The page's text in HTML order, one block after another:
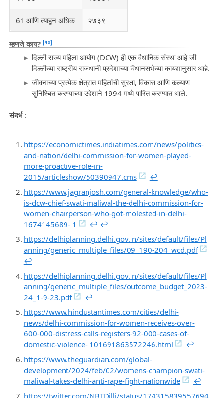
61 आणि त्याहून अधिक २७३९
म्हणजे काय? [१०]
दिल्ली राज्य महिला आयोग (DCW) ही एक वैधानिक संस्था आहे जी
दिल्लीच्या राष्ट्रीय राजधानी प्रदेशाच्या विधानसभेच्या कायद्यानुसार आहे.
जीवनाच्या प्रत्येक क्षेत्रात महिलांची सुरक्षा, विकास आणि कल्याण
सुनिश्चित करण्याच्या उद्देशाने 1994 मध्ये पारित करण्यात आले.
संदर्भ:
https://economictimes.indiatimes.com/news/politics-
and-nation/delhi-commission-for-women-played-
more-proactive-role-in-
2015/articleshow/50390947.cms
↩︎
https://www.jagranjosh.com/general-knowledge/who-
is-dcw-chief-swati-maliwal-the-delhi-commission-for-
women-chairperson-who-got-molested-in-delhi-
1674145689- 1
↩︎ ↩︎
https://delhiplanning.delhi.gov.in/sites/default/files/Pl
anning/generic_multiple_files/09_190-204_wcd.pdf
↩︎
https://delhiplanning.delhi.gov.in/sites/default/files/Pl
anning/generic_multiple_files/outcome_budget_2023-
24_1-9-23.pdf
↩︎
https://www.hindustantimes.com/cities/delhi-
news/delhi-commission-for-women-receives-over-
600-000-distress-calls-registers-92-000-cases-of-
domestic-violence- 101691863572246.html
↩︎
https://www.theguardian.com/global-
development/2024/feb/02/womens-champion-swati-
maliwal-takes-delhi-anti-rape-fight-nationwide
↩︎
https://twitter.com/NBTDilli/status/174315839557694